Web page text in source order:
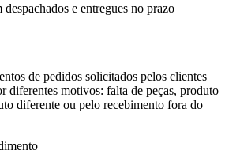
e entregues no prazo
de pedidos solicitados pelos clientes
diferentes motivos: falta de peças, produto
diferente ou pelo recebimento fora do